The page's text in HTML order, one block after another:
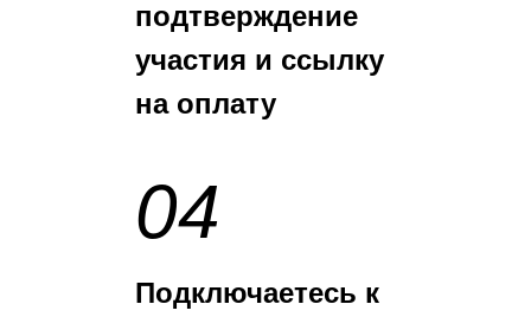
04
подтверждение
участия и ссылку
на оплату
Подключаетесь к